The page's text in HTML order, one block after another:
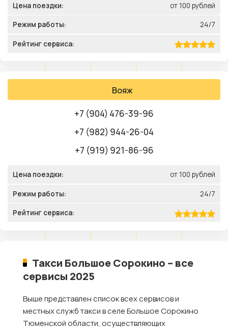
Цена поездки: от 100 рублей
Режим работы: 24/7
Рейтинг сервиса:
Вояж
+7 (904) 476-39-96
+7 (982) 944-26-04
+7 (919) 921-86-96
Цена поездки: от 100 рублей
Режим работы: 24/7
Рейтинг сервиса:
Такси Большое Сорокино – все
сервисы 2025
Выше представлен список всех сервисов и
местных служб такси в селе Большое Сорокино
Тюменской области, осуществляющих